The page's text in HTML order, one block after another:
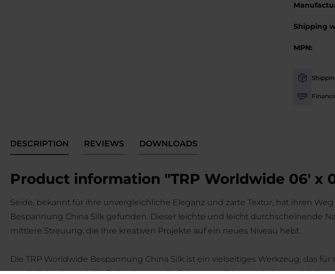
Shipping
MPN:
-
-
DESCRIPTION REVIEWS DOWNLOADS
Product information "TRP Worldwide 06' x
Seide, bekannt für ihre unvergleichliche Eleganz und zarte Textur, hat ihren
Bespannung China Silk gefunden. Dieser leichte und leicht durchscheinende
mittlere Streuung, die Ihre kreativen Projekte auf ein neues Niveau hebt.
Die TRP Worldwide Bespannung China Silk ist ein vielseitiges Werkzeug, das